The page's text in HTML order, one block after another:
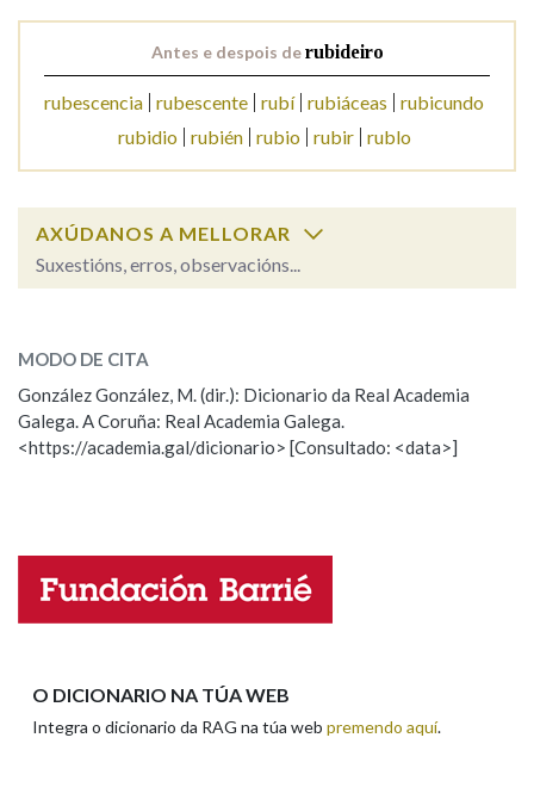
LIMPAR
Antes e despois derubideiro
rubescencia rubescente rubí rubiáceas
rubicundo
rubidio
rubién rubio rubir rublo
AXÚDANOS A MELLORAR
Suxestións, erros, observacións...
ESCOLLE UNHA OPCIÓN:
Observación Hai un erro na palabra
Propoño mellorar a definición
Nome
MODO DE CITA
González González, M. (dir.): Dicionario da Real Academia
Galega. A Coruña: Real Academia Galega.
<https://academia.gal/dicionario> [Consultado: <data>]
O DICIONARIO NA TÚA WEB
Integra o dicionario da RAG na túa web premendo aquí.